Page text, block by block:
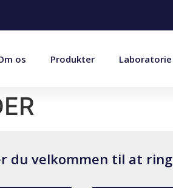
os Produkter Laboratorie
du velkommen til at